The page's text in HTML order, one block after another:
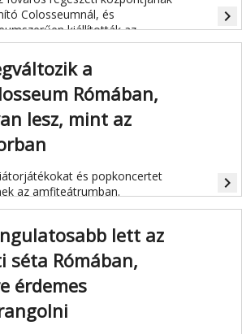
Colosseumnál, és
kiállították az
során talált leleteket is.
navigate_next
a
Rómában,
lesz, mint az
és popkoncertet
az amfiteátrumban.
navigate_next
lett az
séta Rómában,
érdemes